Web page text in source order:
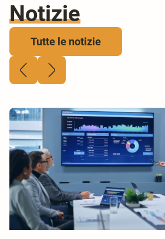
Notizie
Tutte le notizie